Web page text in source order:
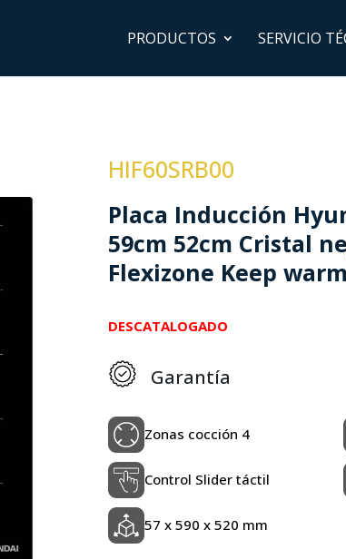
PRODUCTOS SERVICIO
HIF60SRB00
Placa Inducción
59cm 52cm Cristal
Flexizone Keep
DESCATALOGADO
Garantía
Zonas cocción 4
Control Slider táctil
57 x 590 x 520 mm